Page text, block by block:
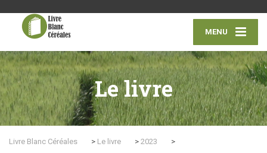
MENU
Le livre
Livre Blanc Céréales > Le livre > 2023
>